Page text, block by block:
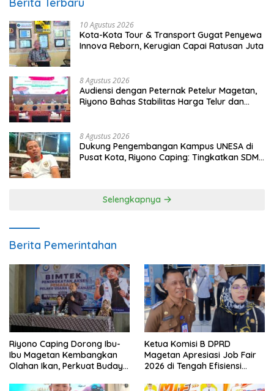
Berita Terbaru
10 Agustus 2026
Kota-Kota Tour & Transport Gugat Penyewa
Innova Reborn, Kerugian Capai Ratusan Juta
8 Agustus 2026
Audiensi dengan Peternak Petelur Magetan,
Riyono Bahas Stabilitas Harga Telur dan
8 Agustus 2026
Dukung Pengembangan Kampus UNESA di
Pusat Kota, Riyono Caping: Tingkatkan SDM
Selengkapnya
Berita Pemerintahan
Riyono Caping Dorong Ibu-
Ibu Magetan Kembangkan
Olahan Ikan, Perkuat Budaya
Ketua Komisi B DPRD
Magetan Apresiasi Job Fair
2026 di Tengah Efisiensi